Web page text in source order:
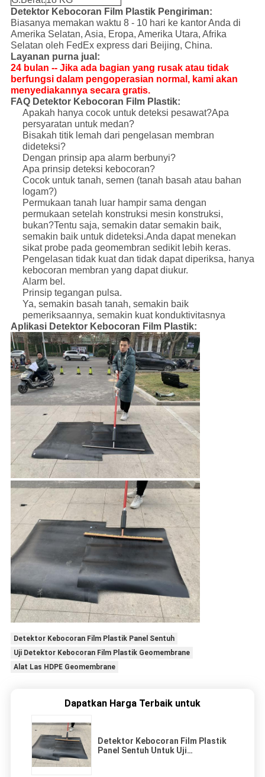
Detektor Kebocoran Film Plastik Pengiriman:
Biasanya memakan waktu 8 - 10 hari ke kantor Anda di
Amerika Selatan, Asia, Eropa, Amerika Utara, Afrika
Selatan oleh FedEx express dari Beijing, China.
Layanan purna jual:
24 bulan -- Jika ada bagian yang rusak atau tidak
berfungsi dalam pengoperasian normal, kami akan
menyediakannya secara gratis.
FAQ Detektor Kebocoran Film Plastik:
Apakah hanya cocok untuk deteksi pesawat?Apa
persyaratan untuk medan?
Bisakah titik lemah dari pengelasan membran
dideteksi?
Dengan prinsip apa alarm berbunyi?
Apa prinsip deteksi kebocoran?
Cocok untuk tanah, semen (tanah basah atau bahan
logam?)
Permukaan tanah luar hampir sama dengan
permukaan setelah konstruksi mesin konstruksi,
bukan?Tentu saja, semakin datar semakin baik,
semakin baik untuk dideteksi.Anda dapat menekan
sikat probe pada geomembran sedikit lebih keras.
Pengelasan tidak kuat dan tidak dapat diperiksa, hanya
kebocoran membran yang dapat diukur.
Alarm bel.
Prinsip tegangan pulsa.
Ya, semakin basah tanah, semakin baik
pemeriksaannya, semakin kuat konduktivitasnya
Aplikasi Detektor Kebocoran Film Plastik:
Detektor Kebocoran Film Plastik Panel Sentuh
Uji Detektor Kebocoran Film Plastik Geomembrane
Alat Las HDPE Geomembrane
Dapatkan Harga Terbaik untuk
Detektor Kebocoran Film Plastik
Panel Sentuh Untuk Uji